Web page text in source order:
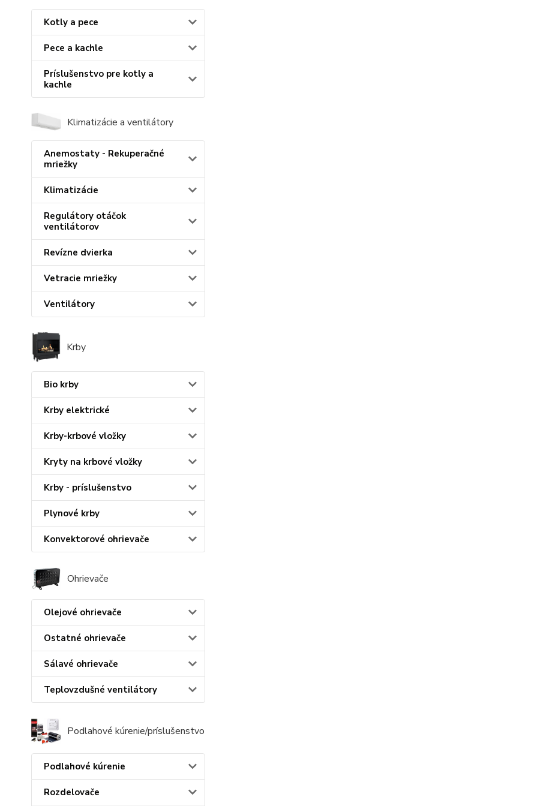
Kotly a pece
Pece a kachle
Príslušenstvo pre kotly a
kachle
Klimatizácie a ventilátory
Anemostaty - Rekuperačné
mriežky
Klimatizácie
Regulátory otáčok
ventilátorov
Revízne dvierka
Vetracie mriežky
Ventilátory
Krby
Bio krby
Krby elektrické
Krby-krbové vložky
Kryty na krbové vložky
Krby - príslušenstvo
Plynové krby
Konvektorové ohrievače
Ohrievače
Olejové ohrievače
Ostatné ohrievače
Sálavé ohrievače
Teplovzdušné ventilátory
Podlahové kúrenie/príslušenstvo
Podlahové kúrenie
Rozdelovače